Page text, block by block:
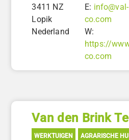
3411 NZ
Lopik
Nederland
E: info@val-
co.com
W:
https://
co.com
Van den Brink
WERKTUIGEN AGRARISCHE